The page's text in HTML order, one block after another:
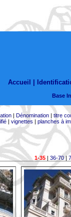
Accueil |
Base
| Dénomination| titre
| vignettes | planches à
1-35| 36-70|